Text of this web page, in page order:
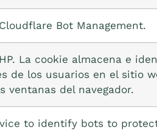
Bot Management.
La cookie almacena e
de los usuarios en el sitio
ventanas del navegador.
to identify bots to